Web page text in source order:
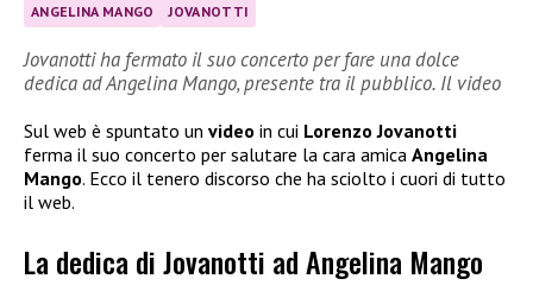
ANGELINA MANGO JOVANOTTI
Jovanotti ha fermato il suo concerto per fare una dolce
dedica ad Angelina Mango, presente tra il pubblico. Il video
Sul web è spuntato un video in cui Lorenzo Jovanotti
ferma il suo concerto per salutare la cara amica Angelina
Mango. Ecco il tenero discorso che ha sciolto i cuori di tutto
il web.
La dedica di Jovanotti ad Angelina Mango